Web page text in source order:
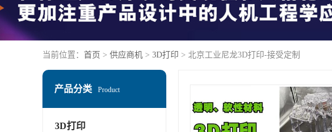
当前位置： 首页 > 供应商机 > 3D打印 > 北京工业尼龙3D打印-接受定制
产品分类 Product
3D打印